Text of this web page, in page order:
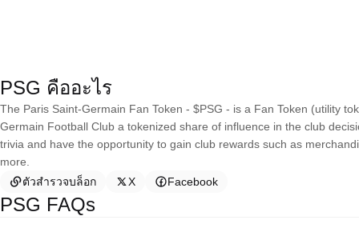
PSG คืออะไร
The Paris Saint-Germain Fan Token - $PSG - is a Fan Token (utility
Germain Football Club a tokenized share of influence in the club
trivia and have the opportunity to gain club rewards such as
more.
ตัวสำรวจบล็อก
X Facebook
PSG FAQs